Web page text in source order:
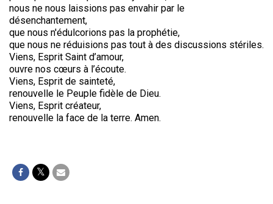
nous ne nous laissions pas envahir par le
désenchantement,
que nous n'édulcorions pas la prophétie,
que nous ne réduisions pas tout à des discussions stériles.
Viens, Esprit Saint d’amour,
ouvre nos cœurs à l’écoute.
Viens, Esprit de sainteté,
renouvelle le Peuple fidèle de Dieu.
Viens, Esprit créateur,
renouvelle la face de la terre. Amen.